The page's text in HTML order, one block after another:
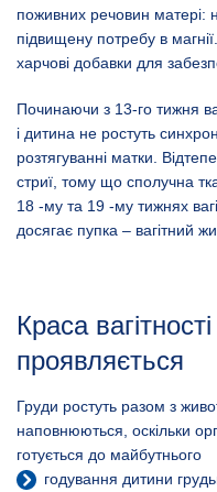
поживних речовин матері:
підвищену потребу в
харчові добавки для
Починаючи з 13-го тижня
і дитина не ростуть
розтягуванні матки.
стриї , тому що сполучна
18 -му та 19 -му тижнях
досягає пупка – вагітний
Краса вагітності
проявляється
Груди ростуть разом з
наповнюються, оскільки
готується до майбутнього
годування дитини